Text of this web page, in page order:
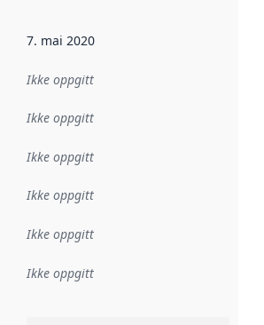
7. mai 2020
Ikke oppgitt
Ikke oppgitt
Ikke oppgitt
Ikke oppgitt
Ikke oppgitt
:
Ikke oppgitt